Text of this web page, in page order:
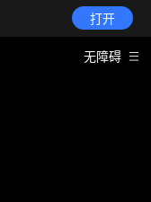
打开
无障碍